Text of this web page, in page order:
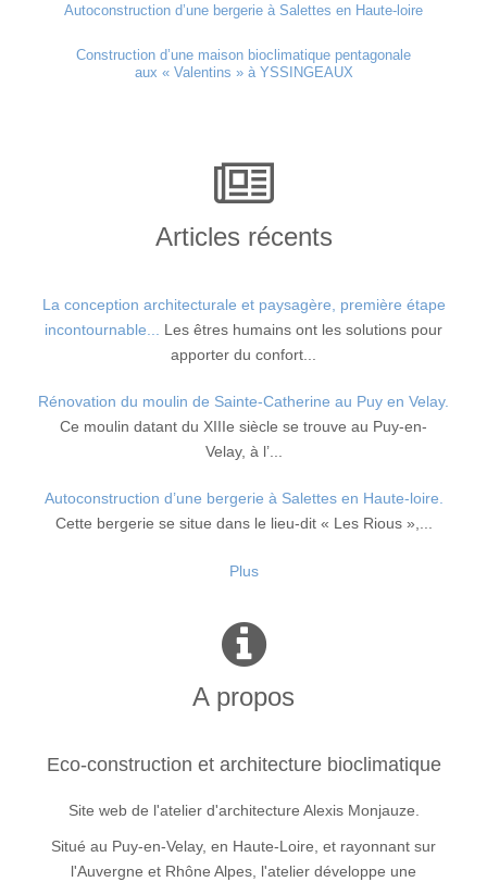
Autoconstruction d’une bergerie à Salettes en Haute-loire
Construction d’une maison bioclimatique pentagonale
aux « Valentins » à YSSINGEAUX
Articles récents
La conception architecturale et paysagère, première étape
incontournable...
Les êtres humains ont les solutions pour
apporter du confort...
Rénovation du moulin de Sainte-Catherine au Puy en Velay.
Ce moulin datant du XIIIe siècle se trouve au Puy-en-
Velay, à l’...
Autoconstruction d’une bergerie à Salettes en Haute-loire.
Cette bergerie se situe dans le lieu-dit « Les Rious »,...
Plus
A propos
Eco-construction et architecture bioclimatique
Site web de l'atelier d'architecture Alexis Monjauze.
Situé au Puy-en-Velay, en Haute-Loire, et rayonnant sur
l'Auvergne et Rhône Alpes, l'atelier développe une